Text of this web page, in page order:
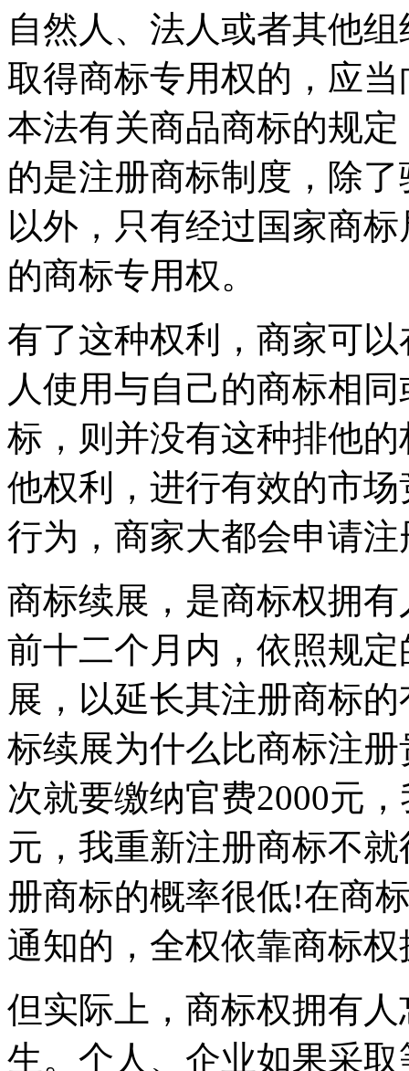
自然人、法人或者其他
取得商标专用权的，应
本法有关商品商标的规
的是注册商标制度，除
以外，只有经过国家商
的商标专用权。
有了这种权利，商家可
人使用与自己的商标相
标，则并没有这种排他
他权利，进行有效的市
行为，商家大都会申请
商标续展，是商标权拥
前十二个月内，依照规
展，以延长其注册商标
标续展为什么比商标注
次就要缴纳官费2000元
元，我重新注册商标不
册商标的概率很低!在商
通知的，全权依靠商标
但实际上，商标权拥有
生。个人、企业如果采